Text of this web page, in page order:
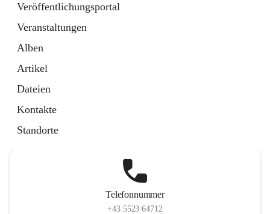
Veröffentlichungsportal
Veranstaltungen
Alben
Artikel
Dateien
Kontakte
Standorte
Telefonnummer
+43 5523 64712